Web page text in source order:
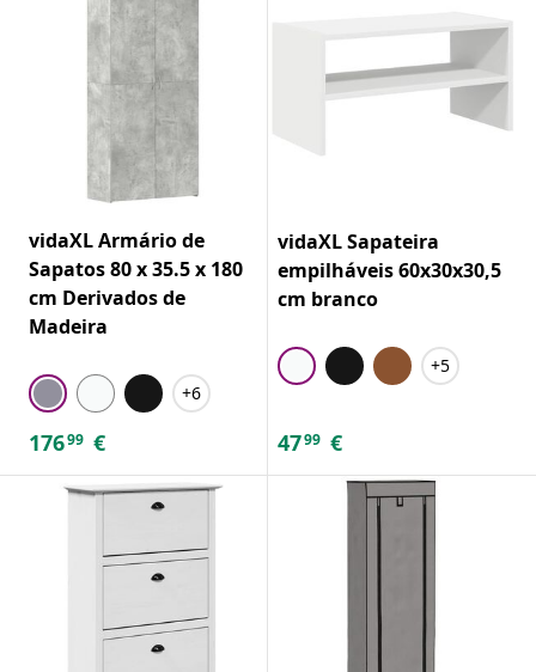
vidaXL Armário de
Sapatos 80 x 35.5 x 180
cm Derivados de
Madeira
+6
17699 €
vidaXL Sapateira
empilháveis 60x30x30,5
cm branco
+5
4799 €